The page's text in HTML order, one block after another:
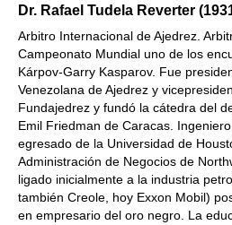
Dr. Rafael Tudela Reverter
Arbitro Internacional de Ajedrez.
Campeonato Mundial uno de los
Kárpov-Garry Kasparov. Fue
Venezolana de Ajedrez y
Fundajedrez y fundó la cátedra del
Emil Friedman de Caracas.
egresado de la Universidad de
Administración de Negocios de
ligado inicialmente a la industria
también Creole, hoy Exxon Mobil)
en empresario del oro negro. La